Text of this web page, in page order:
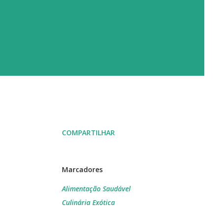
COMPARTILHAR
Marcadores
Alimentação Saudável
Culinária Exótica